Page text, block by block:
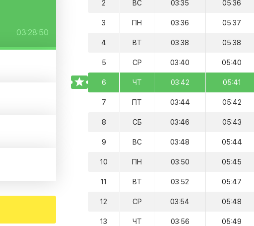
03:28:50
2 ВС 03:35 05:36
3 ПН 03:36 05:37
4 ВТ 03:38 05:38
5 СР 03:40 05:40
TODAY
6 ЧТ 03:42 05:41
7 ПТ 03:44 05:42
8 СБ 03:46 05:43
9 ВС 03:48 05:44
10 ПН 03:50 05:45
11 ВТ 03:52 05:47
12 СР 03:54 05:48
13 ЧТ 03:56 05:49